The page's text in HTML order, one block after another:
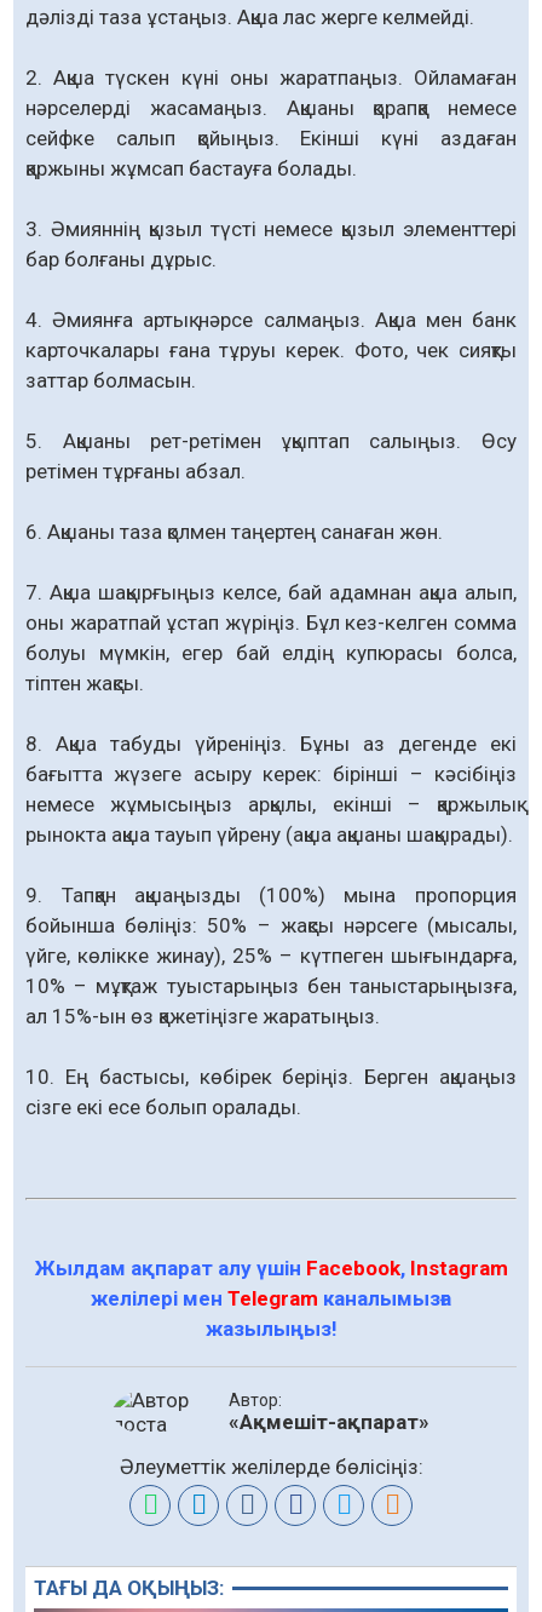
дәлізді таза ұстаңыз. Ақша лас жерге келмейді.
2. Ақша түскен күні оны жаратпаңыз. Ойламаған
нәрселерді жасамаңыз. Ақшаны қорапқа немесе
сейфке салып қойыңыз. Екінші күні аздаған
қаржыны жұмсап бастауға болады.
3. Әмияннің қызыл түсті немесе қызыл элементтері
бар болғаны дұрыс.
4. Әмиянға артық нәрсе салмаңыз. Ақша мен банк
карточкалары ғана тұруы керек. Фото, чек сияқты
заттар болмасын.
5. Ақшаны рет-ретімен ұқыптап салыңыз. Өсу
ретімен тұрғаны абзал.
6. Ақшаны таза қолмен таңертең санаған жөн.
7. Ақша шақырғыңыз келсе, бай адамнан ақша алып,
оны жаратпай ұстап жүріңіз. Бұл кез-келген сомма
болуы мүмкін, егер бай елдің купюрасы болса,
тіптен жақсы.
8. Ақша табуды үйреніңіз. Бұны аз дегенде екі
бағытта жүзеге асыру керек: бірінші – кәсібіңіз
немесе жұмысыңыз арқылы, екінші – қаржылық
рынокта ақша тауып үйрену (ақша ақшаны шақырады).
9. Тапқан ақшаңызды (100%) мына пропорция
бойынша бөліңіз: 50% – жақсы нәрсеге (мысалы,
үйге, көлікке жинау), 25% – күтпеген шығындарға,
10% – мұқтаж туыстарыңыз бен таныстарыңызға,
ал 15%-ын өз қажетіңізге жаратыңыз.
10. Ең бастысы, көбірек беріңіз. Берген ақшаңыз
сізге екі есе болып оралады.
Жылдам ақпарат алу үшін Facebook, Instagram
желілері мен Telegram каналымызға
жазылыңыз!
Автор:
«Ақмешіт-ақпарат»
Әлеуметтік желілерде бөлісіңіз:
ТАҒЫ ДА ОҚЫҢЫЗ: